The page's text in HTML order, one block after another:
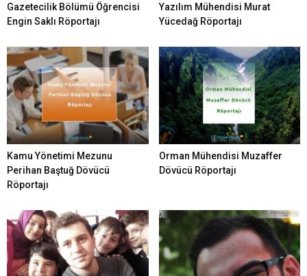
Gazetecilik Bölümü Öğrencisi
Engin Saklı Röportajı
Yazılım Mühendisi Murat
Yücedağ Röportajı
Kamu Yönetimi Mezunu
Perihan Baştuğ Dövücü
Röportajı
Orman Mühendisi Muzaffer
Dövücü Röportajı